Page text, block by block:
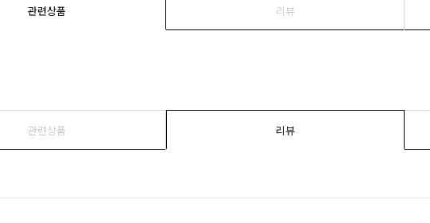
관련상품 리뷰
관련상품 리뷰